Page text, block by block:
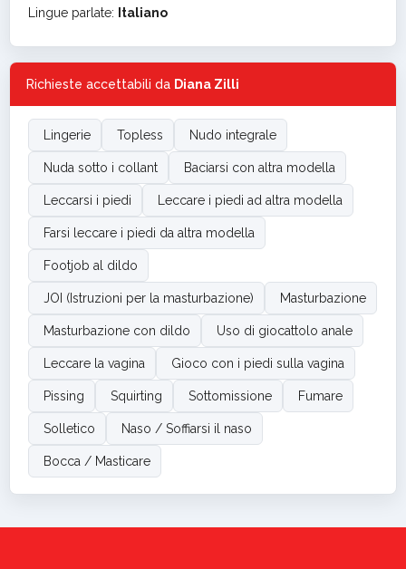
Lingue parlate: Italiano
Richieste accettabili da Diana Zilli
Lingerie Topless Nudo integrale
Nuda sotto i collant Baciarsi con altra modella
Leccarsi i piedi Leccare i piedi ad altra modella
Farsi leccare i piedi da altra modella
Footjob al dildo
JOI (Istruzioni per la masturbazione) Masturbazione
Masturbazione con dildo Uso di giocattolo anale
Leccare la vagina Gioco con i piedi sulla vagina
Pissing Squirting Sottomissione Fumare
Solletico Naso / Soffiarsi il naso
Bocca / Masticare